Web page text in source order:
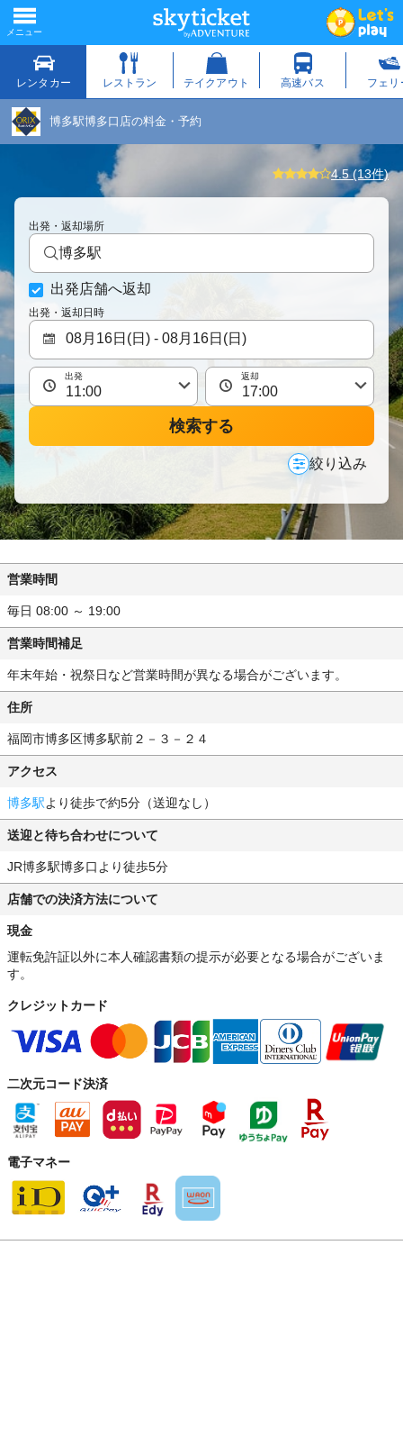
博多駅博多口店の料金・予約
4.5 (13件)
出発・返却場所
博多駅
出発店舗へ返却
出発・返却日時
出発 返却
検索する
絞り込み
営業時間
毎日 08:00 ～ 19:00
営業時間補足
年末年始・祝祭日など営業時間が異なる場合がございます。
住所
福岡市博多区博多駅前２－３－２４
アクセス
博多駅より徒歩で約5分（送迎なし）
送迎と待ち合わせについて
JR博多駅博多口より徒歩5分
店舗での決済方法について
現金
運転免許証以外に本人確認書類の提示が必要となる場合がございま
す。
クレジットカード
二次元コード決済
電子マネー